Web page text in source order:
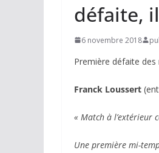
défaite,
6 novembre 2018
Première défaite
Franck Loussert
« Match à l’extérieur
Une première mi-